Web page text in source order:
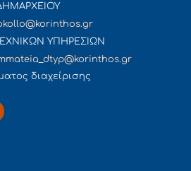
ΥΠΗΡΕΣΙΩΝ
διαχείρισης